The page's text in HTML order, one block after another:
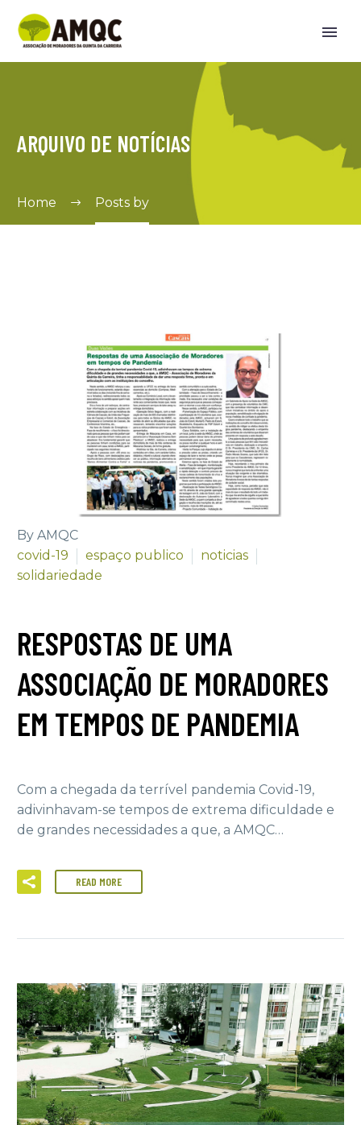
ARQUIVO DE NOTÍCIAS
Home Posts by
By AMQC
covid-19
espaço publico
noticias
solidariedade
RESPOSTAS DE UMA
ASSOCIAÇÃO DE MORADORES
EM TEMPOS DE PANDEMIA
Com a chegada da terrível pandemia Covid-19,
adivinhavam-se tempos de extrema dificuldade e
de grandes necessidades a que, a AMQC…
READ MORE